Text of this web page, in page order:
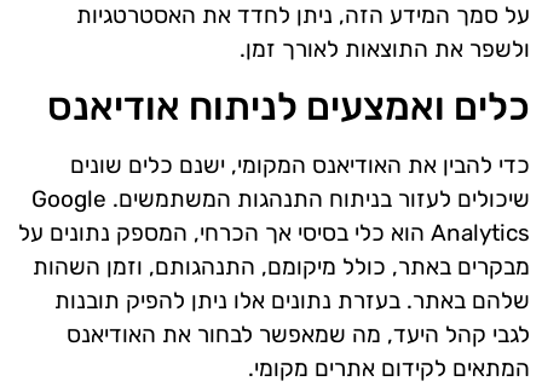
על סמך המידע הזה, ניתן לחדד את האסטרטגיות
ולשפר את התוצאות לאורך זמן.
כלים ואמצעים לניתוח אודיאנס
כדי להבין את האודיאנס המקומי, ישנם כלים שונים
שיכולים לעזור בניתוח התנהגות המשתמשים. Google
Analytics הוא כלי בסיסי אך הכרחי, המספק נתונים על
מבקרים באתר, כולל מיקומם, התנהגותם, וזמן השהות
שלהם באתר. בעזרת נתונים אלו ניתן להפיק תובנות
לגבי קהל היעד, מה שמאפשר לבחור את האודיאנס
המתאים לקידום אתרים מקומי.